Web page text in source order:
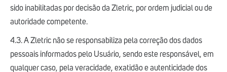
sido inabilitadas por decisão da Zletric, por ordem judicial ou de
autoridade competente.
4.3. A Zletric não se responsabiliza pela correção dos dados
pessoais informados pelo Usuário, sendo este responsável, em
qualquer caso, pela veracidade, exatidão e autenticidade dos